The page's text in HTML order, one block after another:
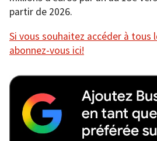
partir de 2026.
Si vous souhaitez accéder à tous
abonnez-vous ici!